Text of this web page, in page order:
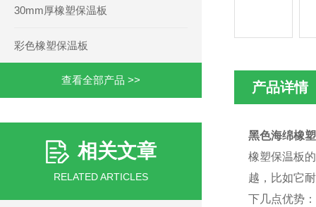
30mm厚橡塑保温板
彩色橡塑保温板
查看全部产品 >>
相关文章
RELATED ARTICLES
产品详情
黑色海绵橡
橡塑保温板
越，比如它
下几点优势：